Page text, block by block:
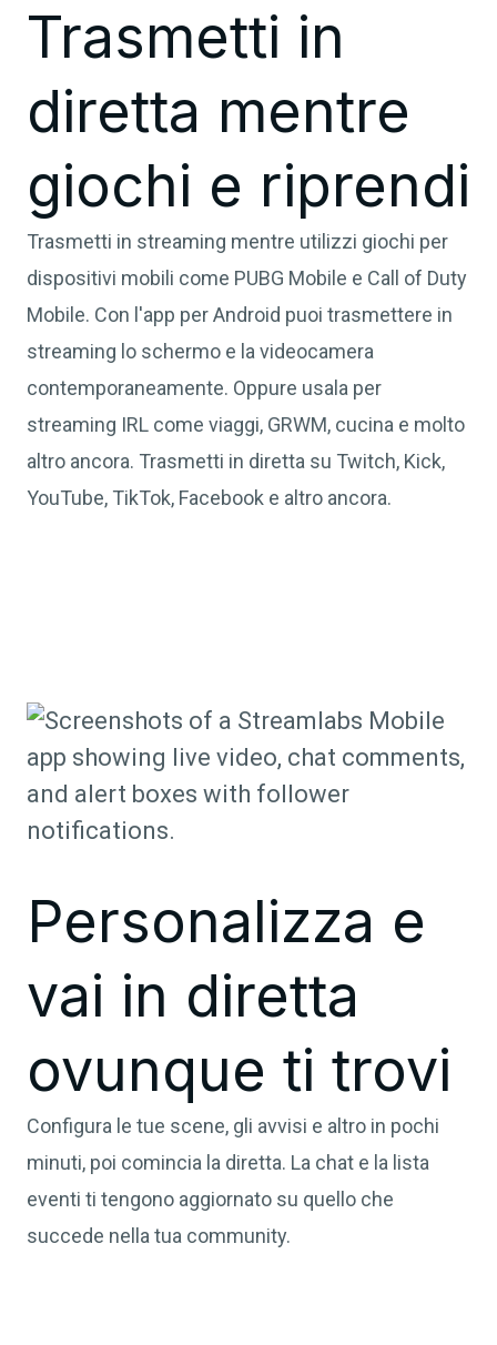
Trasmetti in
diretta mentre
giochi e riprendi
Trasmetti in streaming mentre utilizzi giochi per
dispositivi mobili come PUBG Mobile e Call of Duty
Mobile. Con l'app per Android puoi trasmettere in
streaming lo schermo e la videocamera
contemporaneamente. Oppure usala per
streaming IRL come viaggi, GRWM, cucina e molto
altro ancora. Trasmetti in diretta su Twitch, Kick,
YouTube, TikTok, Facebook e altro ancora.
Personalizza e
vai in diretta
ovunque ti trovi
Configura le tue scene, gli avvisi e altro in pochi
minuti, poi comincia la diretta. La chat e la lista
eventi ti tengono aggiornato su quello che
succede nella tua community.